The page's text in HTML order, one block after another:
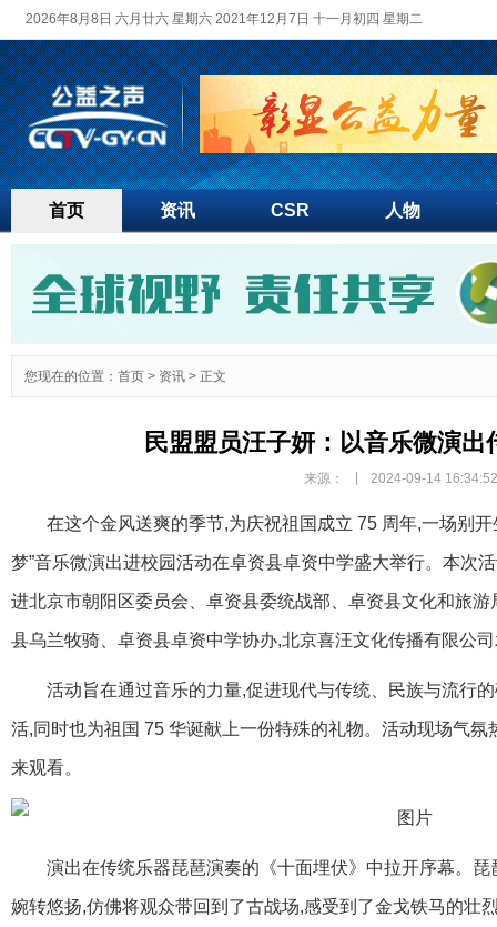
2026年8月8日 六月廿六 星期六 2021年12月7日 十一月初四 星期二
首页 资讯 CSR 人物
您现在的位置： 首页 > 资讯 > 正文
民盟盟员汪子妍：以音乐微演出
来源： 2024-09-14 16:34:52
在这个金风送爽的季节,为庆祝祖国成立 75 周年,一场别开
梦”音乐微演出进校园活动在卓资县卓资中学盛大举行。本次
进北京市朝阳区委员会、卓资县委统战部、卓资县文化和旅
县乌兰牧骑、卓资县卓资中学协办,北京喜汪文化传播有限公
活动旨在通过音乐的力量,促进现代与传统、民族与流行
活,同时也为祖国 75 华诞献上一份特殊的礼物。活动现场气
来观看。
演出在传统乐器琵琶演奏的《十面埋伏》中拉开序幕。
婉转悠扬,仿佛将观众带回到了古战场,感受到了金戈铁马的壮